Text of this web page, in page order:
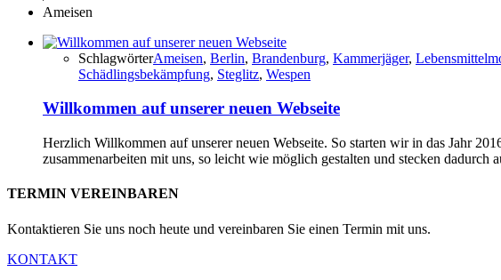
Ameisen
SchlagwörterAmeisen, Berlin, Brandenburg, Kammerjäger,
Schädlingsbekämpfung, Steglitz, Wespen
Willkommen auf unserer neuen Webseite
Herzlich Willkommen auf unserer neuen Webseite. So starten wir in das Jahr
zusammenarbeiten mit uns, so leicht wie möglich gestalten und stecken
TERMIN VEREINBAREN
Kontaktieren Sie uns noch heute und vereinbaren Sie einen Termin mit uns.
KONTAKT